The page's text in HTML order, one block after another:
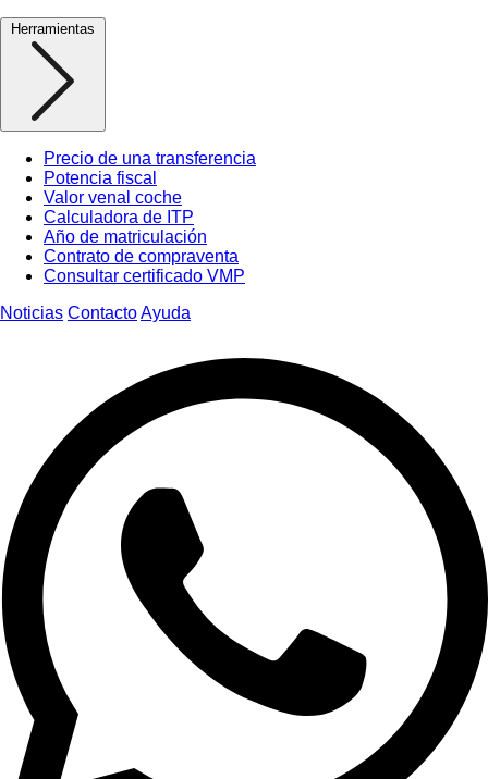
Herramientas
Precio de una transferencia
Potencia fiscal
Valor venal coche
Calculadora de ITP
Año de matriculación
Contrato de compraventa
Consultar certificado VMP
Noticias ContactoAyuda